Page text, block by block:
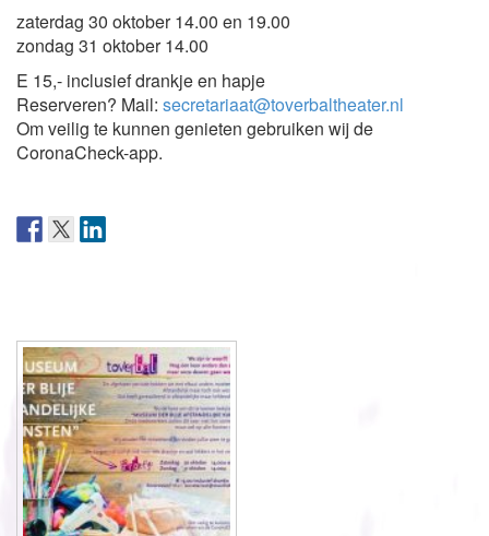
zaterdag 30 oktober 14.00 en 19.00
zondag 31 oktober 14.00
E 15,- inclusief drankje en hapje
Reserveren? Mail: secretariaat@toverbaltheater.nl
Om veilig te kunnen genieten gebruiken wij de
CoronaCheck-app.